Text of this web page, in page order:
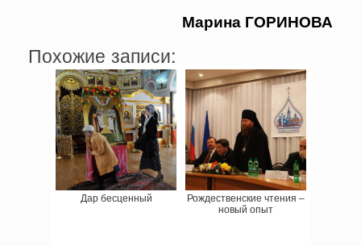
Марина ГОРИНОВА
Похожие записи:
Дар бесценный
Рождественские чтения –
новый опыт